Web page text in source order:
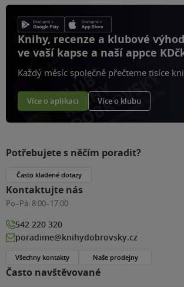
Knihy, recenze a klubové
ve vaší kapse a naší appce
Každý měsíc společně přečteme tisíce
Více o aplikaci Více o klubu
Často navštěvované
Potřebujete s něčím poradit?
Často kladené dotazy
Kontaktujte nás
Po–Pá: 8:00–17:00
542 220 320
poradime@knihydobrovsky.cz
Všechny kontakty Naše prodejny